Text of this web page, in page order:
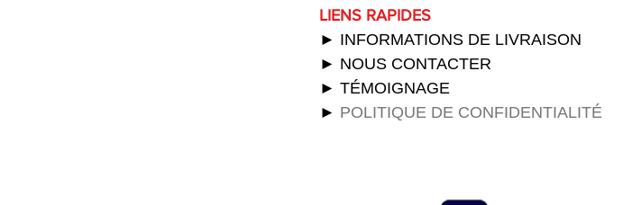
LIENS RAPIDES
► INFORMATIONS DE LIVRAISON
► NOUS CONTACTER
► TÉMOIGNAGE
► POLITIQUE DE CONFIDENTIALITÉ